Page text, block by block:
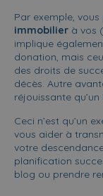
Par exemple,
immobilier à vos
implique
donation, mais
des droits de
décès. Autre
réjouissante
Ceci n’est qu’un
vous aider à
votre
planification
blog ou prendre